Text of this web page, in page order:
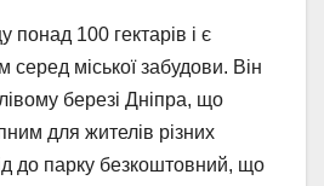
100 гектарів і є
серед міської забудови. Він
березі Дніпра, що
для жителів різних
до парку безкоштовний, що